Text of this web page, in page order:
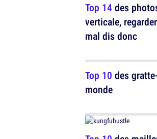
Top 14des
verticale,
mal dis donc
Top 10 des
monde